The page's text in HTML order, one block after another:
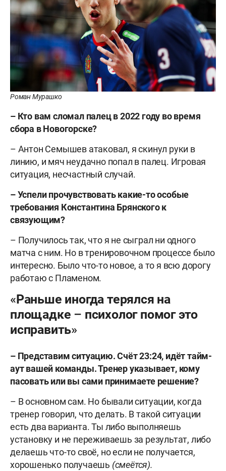
Роман Мурашко
– Кто вам сломал палец в 2022 году во время
сбора в Новогорске?
– Антон Семышев атаковал, я скинул руки в
линию, и мяч неудачно попал в палец. Игровая
ситуация, несчастный случай.
– Успели прочувствовать какие-то особые
требования Константина Брянского к
связующим?
– Получилось так, что я не сыграл ни одного
матча с ним. Но в тренировочном процессе было
интересно. Было что-то новое, а то я всю дорогу
работаю с Пламеном.
«Раньше иногда терялся на
площадке – психолог помог это
исправить»
– Представим ситуацию. Счёт 23:24, идёт тайм-
аут вашей команды. Тренер указывает, кому
пасовать или вы сами принимаете решение?
– В основном сам. Но бывали ситуации, когда
тренер говорил, что делать. В такой ситуации
есть два варианта. Ты либо выполняешь
установку и не переживаешь за результат, либо
делаешь что-то своё, но если не получается,
хорошенько получаешь (смеётся).